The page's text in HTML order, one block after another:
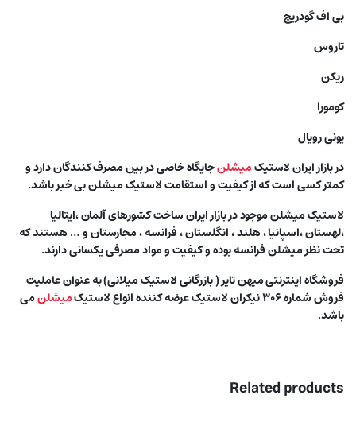
بی اف گودریچ
تاروس
ریکن
کومورا
یونی رویال
در بازار ایران لاستیکمیشلنجایگاه خاصی در بین مصرف کنندگان دارد و
کمتر کسی است که از کیفیت و استقامت لاستیک میشلن بی خبر باشد.
لاستیک میشلن موجود در بازار ایران ساخت کشورهای آلمان ،ایتالیا
،لهستان ،اسپانیا ، هلند ، انگلستان ، فرانسه ، مجارستان و … هستند که
تحت نظر میشلن فرانسه بوده و کیفیت و مواد مصرفی یکسانی دارند.
فروشگاه اینترنتی میهن تایر ( بازرگانی لاستیک میلانی) به عنوان عاملیت
فروش شماره ۳۰۶ نیکران لاستیک عرضه کننده انواع لاستیک
میشلنمی
باشد.
Related products